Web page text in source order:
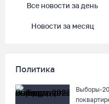
Все новости за день
Новости за месяц
Политика
Выборы-